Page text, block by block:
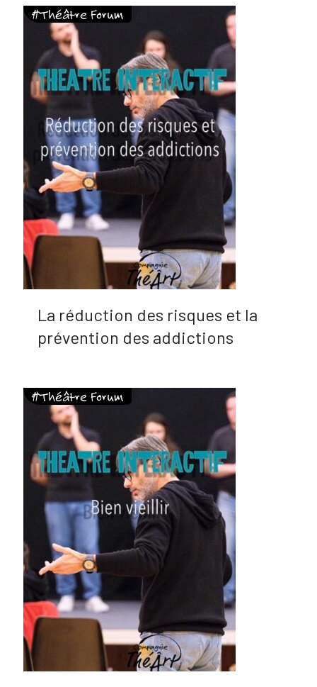
#Théâtre Forum
La réduction des risques et la
prévention des addictions
#Théâtre Forum